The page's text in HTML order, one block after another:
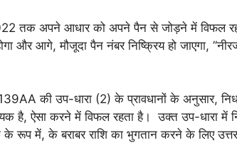
तक अपने आधार को अपने पैन से जोड़ने में विफल
और आगे, मौजूदा पैन नंबर निष्क्रिय हो जाएगा,
की उप-धारा (2) के प्रावधानों के अनुसार,
है, ऐसा करने में विफल रहता है। उक्त उप-धारा में
रूप में, के बराबर राशि का भुगतान करने के लिए